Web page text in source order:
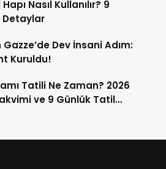
Nasıl Kullanılır? 9
Detaylar
Gazze’de Dev İnsani Adım:
Kuruldu!
Tatili Ne Zaman? 2026
ve 9 Günlük Tatil